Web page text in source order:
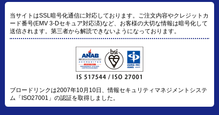
当サイトはSSL暗号化通信に対応しております。ご注文内容やクレジットカ
ード番号(EMV 3-Dセキュア対応済)など、お客様の大切な情報は暗号化して
送信されます。第三者から解読できないようになっております。
ブロードリンクは2007年10月10日、情報セキュリティマネジメントシステ
ム「ISO27001」の認証を取得しました。